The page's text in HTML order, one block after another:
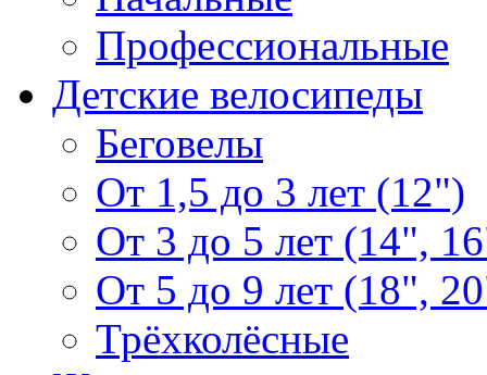
Профессиональные
Детские велосипеды
Беговелы
От 1,5 до 3 лет (12")
От 3 до 5 лет (14",
От 5 до 9 лет (18",
Трёхколёсные